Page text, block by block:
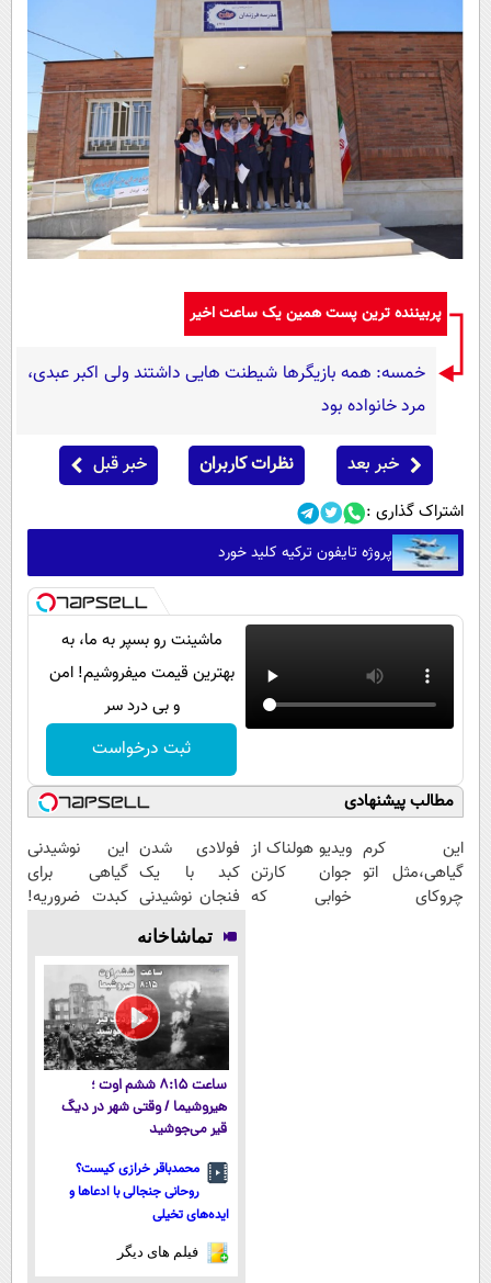
پربیننده ترین پست همین یک ساعت اخیر
خمسه: همه بازیگرها شیطنت هایی داشتند ولی اکبر عبدی،
مرد خانواده بود
خبر بعد نظرات کاربران خبر قبل
اشتراک گذاری :
پروژه تایفون ترکیه کلید خورد
ماشینت رو بسپر به ما، به
بهترین قیمت میفروشیم! امن
و بی درد سر
ثبت درخواست
مطالب پیشنهادی
این کرم
گیاهی،مثل اتو
چروکای
ویدیو هولناک از
جوان کارتن
خوابی که
فولادی شدن
کبد با یک
فنجان نوشیدنی
این نوشیدنی
گیاهی برای
کبدت ضروریه!
تماشاخانه
ساعت ۸:۱۵ ششم اوت ؛
هیروشیما / وقتی شهر در دیگ
قیر می‌جوشید
محمدباقر خرازی کیست؟
روحانی جنجالی با ادعاها و
ایده‌های تخیلی
فیلم های دیگر